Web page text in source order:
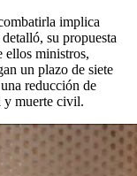
implica
su propuesta
ministros,
un plazo de siete
reducción de
y muerte civil.